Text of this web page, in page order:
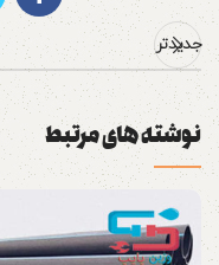
جدیدتر
نوشته های مرتبط